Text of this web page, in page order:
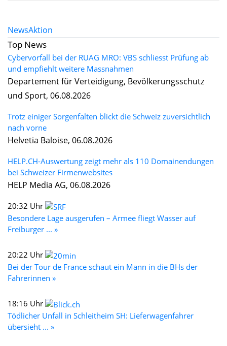
NewsAktion
Top News
Cybervorfall bei der RUAG MRO: VBS schliesst Prüfung ab
und empfiehlt weitere Massnahmen
Departement für Verteidigung, Bevölkerungsschutz
und Sport, 06.08.2026
Trotz einiger Sorgenfalten blickt die Schweiz zuversichtlich
nach vorne
Helvetia Baloise, 06.08.2026
HELP.CH-Auswertung zeigt mehr als 110 Domainendungen
bei Schweizer Firmenwebsites
HELP Media AG, 06.08.2026
20:32 Uhr
Besondere Lage ausgerufen – Armee fliegt Wasser auf
Freiburger ... »
20:22 Uhr
Bei der Tour de France schaut ein Mann in die BHs der
Fahrerinnen »
18:16 Uhr
Tödlicher Unfall in Schleitheim SH: Lieferwagenfahrer
übersieht ... »